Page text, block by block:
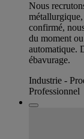
Nous
confirmé,
du moment
automatique.
ébavurage.
Industrie -
Professionnel